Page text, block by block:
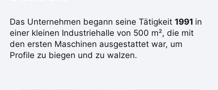
Das Unternehmen begann seine Tätigkeit 1991 in
einer kleinen Industriehalle von 500 m², die mit
den ersten Maschinen ausgestattet war, um
Profile zu biegen und zu walzen.